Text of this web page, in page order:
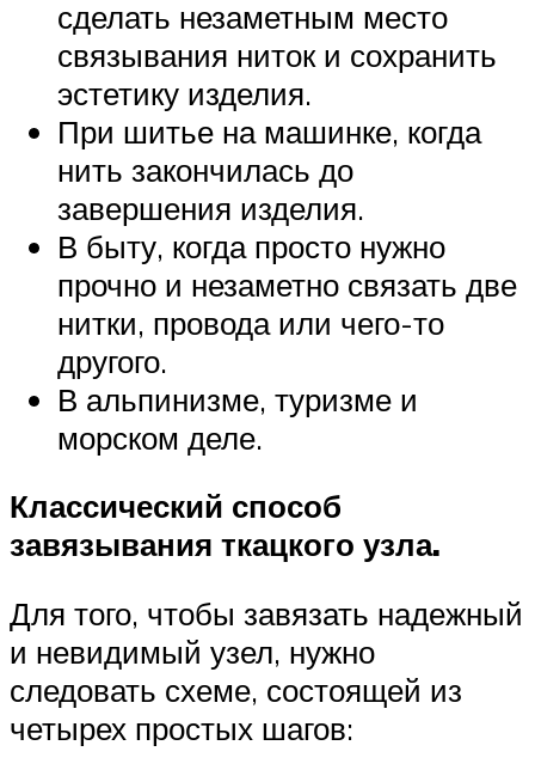
сделать незаметным место
связывания ниток и сохранить
эстетику изделия.
При шитье на машинке, когда
нить закончилась до
завершения изделия.
В быту, когда просто нужно
прочно и незаметно связать две
нитки, провода или чего-то
другого.
В альпинизме, туризме и
морском деле.
Классический способ
завязывания ткацкого узла.
Для того, чтобы завязать надежный
и невидимый узел, нужно
следовать схеме, состоящей из
четырех простых шагов: